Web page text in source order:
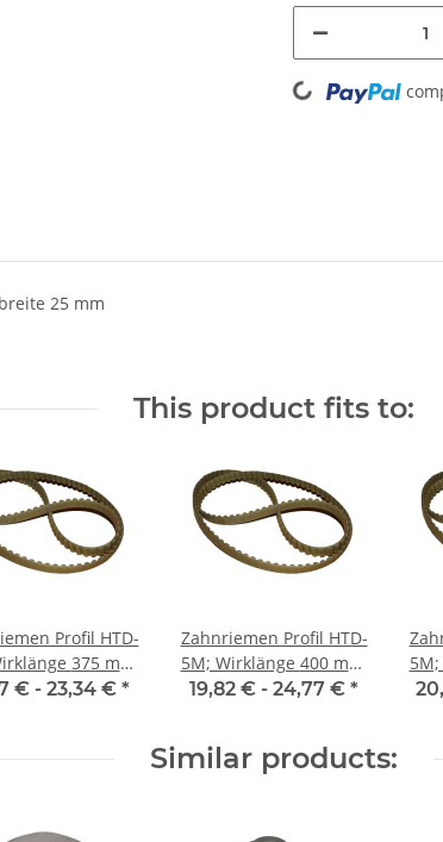
Loading...
25 mm
This product fits to:
Profil HTD-
375 mm,
25 mm
€ - 23,34 € *
Zahnriemen Profil HTD-
5M; Wirklänge 400 mm,
Riemenbreite 25 mm
19,82 € - 24,77 € *
5M;
Similar products: